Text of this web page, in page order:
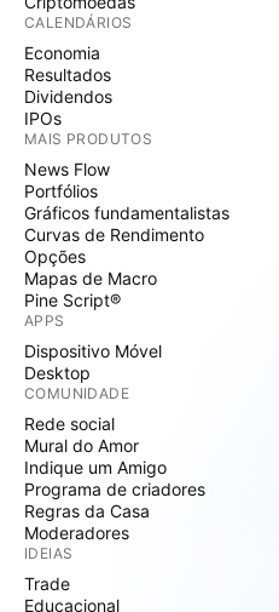
CALENDÁRIOS
Economia
Resultados
Dividendos
IPOs
MAIS PRODUTOS
News Flow
Portfólios
Gráficos fundamentalistas
Curvas de Rendimento
Opções
Mapas de Macro
Pine Script®
APPS
Dispositivo Móvel
Desktop
COMUNIDADE
Rede social
Mural do Amor
Indique um Amigo
Programa de criadores
Regras da Casa
Moderadores
IDEIAS
Trade
Educacional